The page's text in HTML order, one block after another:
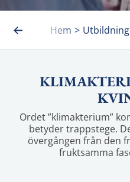
Hem > Utbildning
Ordet ”klimakterium”
betyder trappstege.
övergången från den
fruktsamma